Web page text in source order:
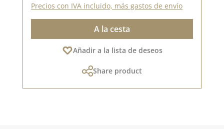
Precios con IVA incluido, más gastos de envío
A la cesta
Añadir a la lista de deseos
Share product